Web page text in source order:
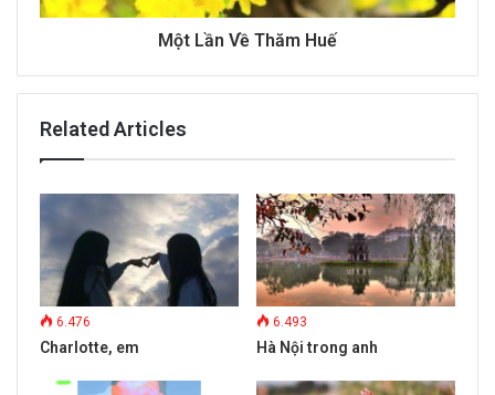
Một Lần Về Thăm Huế
Related Articles
6.476
Charlotte, em
6.493
Hà Nội trong anh